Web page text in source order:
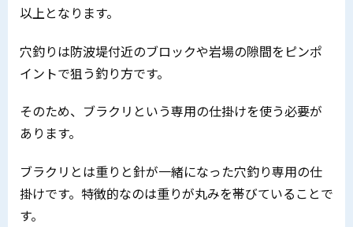
以上となります。
穴釣りは防波堤付近のブロックや岩場の隙間をピンポ
イントで狙う釣り方です。
そのため、ブラクリという専用の仕掛けを使う必要が
あります。
ブラクリとは重りと針が一緒になった穴釣り専用の仕
掛けです。特徴的なのは重りが丸みを帯びていることで
す。